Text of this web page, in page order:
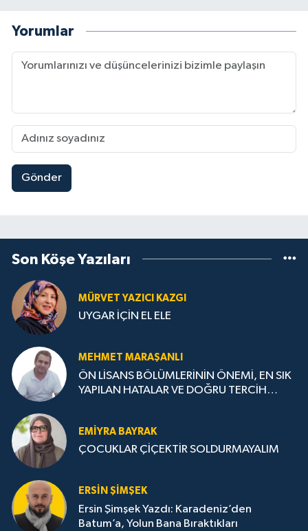
Yorumlar
Gönder
Son Köşe Yazıları
MÜRVET YAZICI KAZGI
UYGAR İÇİN EL ELE
MEHMET MARAŞANLI
ÖN LİSANS BÖLÜMLERİNİN ÖNEMİ, EN SIK
YAPILAN HATALAR VE DOĞRU TERCİH
EMIYRA BAYRAK
ÇOCUKLAR ÇİÇEKTİR SOLDURMAYALIM
ERSIN ŞIMŞEK
Ersin Şimşek Yazdı: Karadeniz’den
Batum’a, Yolun Bana Bıraktıkları